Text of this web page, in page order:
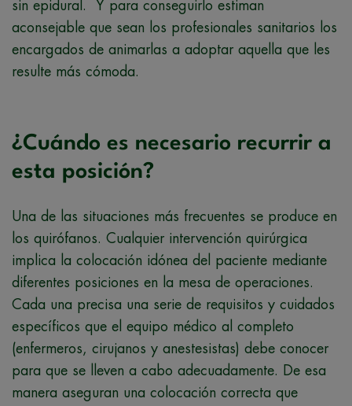
sin epidural. Y para conseguirlo estiman
aconsejable que sean los profesionales sanitarios los
encargados de animarlas a adoptar aquella que les
resulte más cómoda.
¿Cuándo es necesario recurrir a
esta posición?
Una de las situaciones más frecuentes se produce en
los quirófanos. Cualquier intervención quirúrgica
implica la colocación idónea del paciente mediante
diferentes posiciones en la mesa de operaciones.
Cada una precisa una serie de requisitos y cuidados
específicos que el equipo médico al completo
(enfermeros, cirujanos y anestesistas) debe conocer
para que se lleven a cabo adecuadamente. De esa
manera aseguran una colocación correcta que